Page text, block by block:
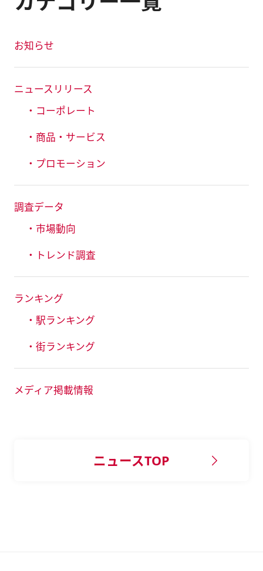
お知らせ
ニュースリリース
・コーポレート
・商品・サービス
・プロモーション
調査データ
・市場動向
・トレンド調査
ランキング
・駅ランキング
・街ランキング
メディア掲載情報
ニュースTOP